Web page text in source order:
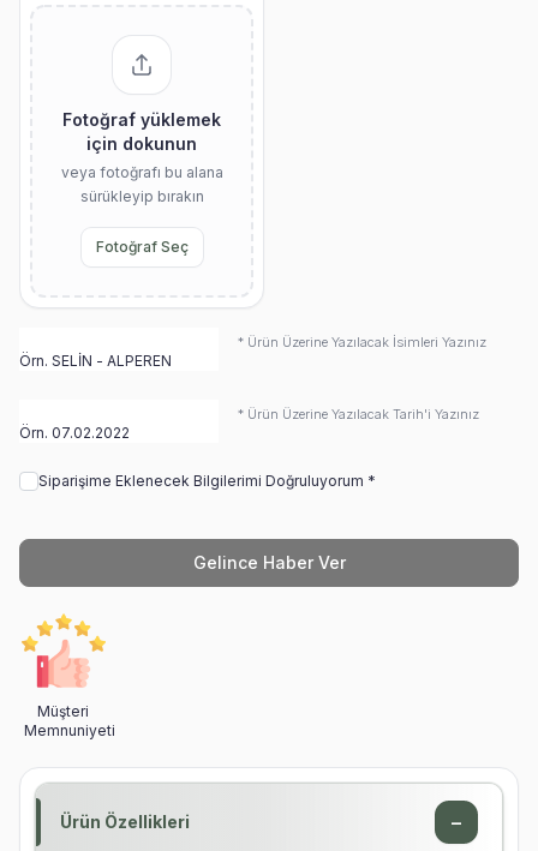
Fotoğraf yüklemek
için dokunun
veya fotoğrafı bu alana
sürükleyip bırakın
Fotoğraf Seç
* Ürün Üzerine Yazılacak İsimleri Yazınız
* Ürün Üzerine Yazılacak Tarih'i Yazınız
Siparişime Eklenecek Bilgilerimi Doğruluyorum *
Gelince Haber Ver
Müşteri
Memnuniyeti
Ürün Özellikleri −